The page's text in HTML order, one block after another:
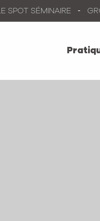
LE SPOT SÉMINAIRE